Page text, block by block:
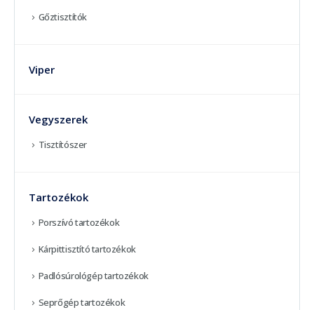
Gőztisztítók
Viper
Vegyszerek
Tisztítószer
Tartozékok
Porszívó tartozékok
Kárpittisztító tartozékok
Padlósúrológép tartozékok
Seprőgép tartozékok